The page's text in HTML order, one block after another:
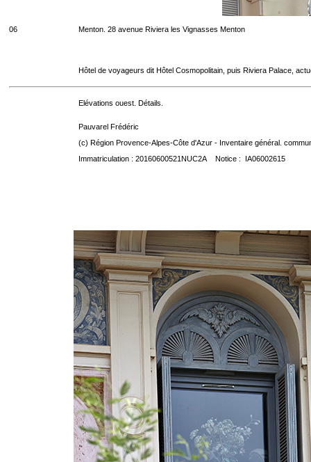
06 Menton. 28 avenue Riviera les Vignasses Menton
Hôtel de voyageurs dit Hôtel Cosmopolitain, puis Riviera Palace,
Elévations ouest. Détails.
Pauvarel Frédéric
(c) Région Provence-Alpes-Côte d'Azur - Inventaire général.
Immatriculation : 20160600521NUC2A Notice : IA06002615